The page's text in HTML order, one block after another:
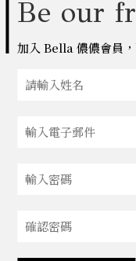
Be our
加入 Bella 儂儂會員